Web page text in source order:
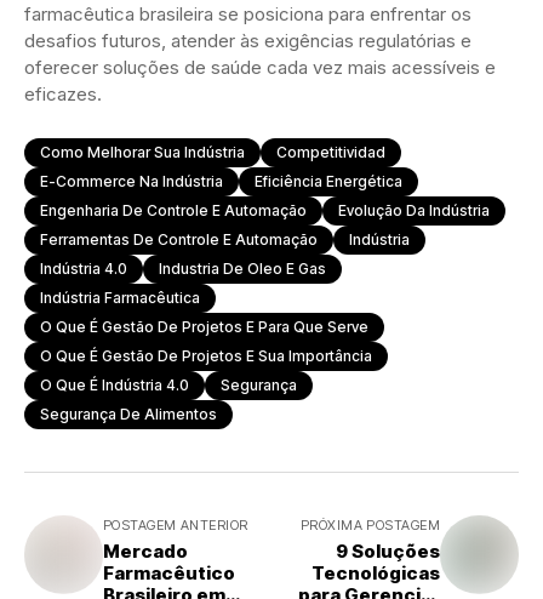
farmacêutica brasileira se posiciona para enfrentar os
desafios futuros, atender às exigências regulatórias e
oferecer soluções de saúde cada vez mais acessíveis e
eficazes.
Como Melhorar Sua Indústria
Competitividad
E-Commerce Na Indústria
Eficiência Energética
Engenharia De Controle E Automação
Evolução Da Indústria
Ferramentas De Controle E Automação
Indústria
Indústria 4.0
Industria De Oleo E Gas
Indústria Farmacêutica
O Que É Gestão De Projetos E Para Que Serve
O Que É Gestão De Projetos E Sua Importância
O Que É Indústria 4.0
Segurança
Segurança De Alimentos
POSTAGEM ANTERIOR
Mercado
Farmacêutico
Brasileiro em
PRÓXIMA POSTAGEM
9 Soluções
Tecnológicas
para Gerenciar